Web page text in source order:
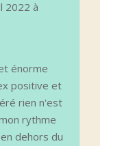
2022 à
énorme
positive et
rien n'est
rythme
dehors du